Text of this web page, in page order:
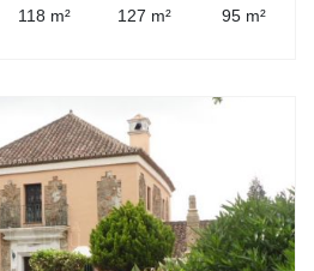
118 m²
127 m²
95 m²